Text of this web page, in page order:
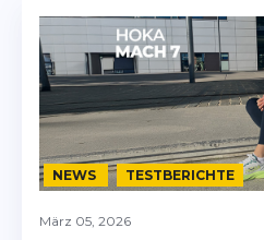
NEWS TESTBERICHTE
März 05, 2026